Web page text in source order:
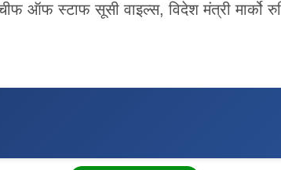
ऑफ स्टाफ सूसी वाइल्स, विदेश मंत्री मार्को